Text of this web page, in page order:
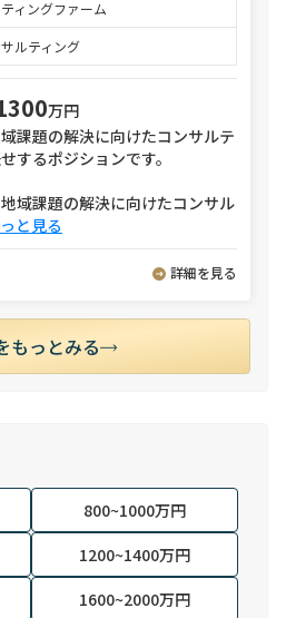
ィングファーム
ルティング
万円
課題の解決に向けたコンサルテ
するポジションです。
域課題の解決に向けたコンサル
と見る
詳細を見る
もっとみる
800~1000万円
1200~1400万円
1600~2000万円